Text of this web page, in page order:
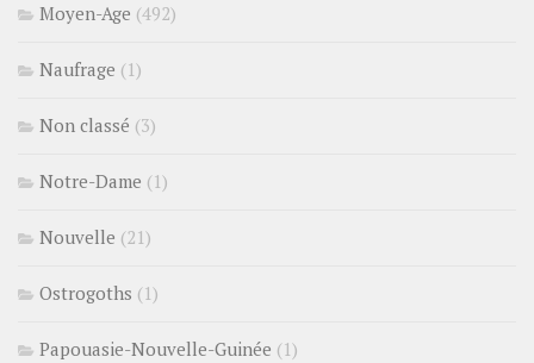
Moyen-Age (492)
Naufrage (1)
Non classé (3)
Notre-Dame (1)
Nouvelle (21)
Ostrogoths (1)
Papouasie-Nouvelle-Guinée (1)